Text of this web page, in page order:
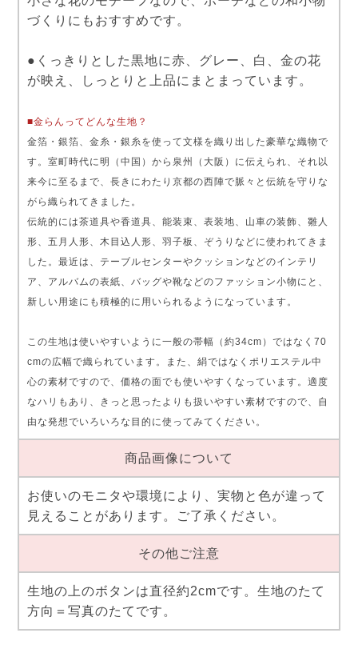
づくりにもおすすめです。
●くっきりとした黒地に赤、グレー、白、金の花
が映え、しっとりと上品にまとまっています。
■金らんってどんな生地？
金箔・銀箔、金糸・銀糸を使って文様を織り出した豪華な織物で
す。室町時代に明（中国）から泉州（大阪）に伝えられ、それ以
来今に至るまで、長きにわたり京都の西陣で脈々と伝統を守りな
がら織られてきました。
伝統的には茶道具や香道具、能装束、表装地、山車の装飾、雛人
形、五月人形、木目込人形、羽子板、ぞうりなどに使われてきま
した。最近は、テーブルセンターやクッションなどのインテリ
ア、アルバムの表紙、バッグや靴などのファッション小物にと、
新しい用途にも積極的に用いられるようになっています。
この生地は使いやすいように一般の帯幅（約34cm）ではなく70
cmの広幅で織られています。また、絹ではなくポリエステル中
心の素材ですので、価格の面でも使いやすくなっています。適度
なハリもあり、きっと思ったよりも扱いやすい素材ですので、自
由な発想でいろいろな目的に使ってみてください。
商品画像について
お使いのモニタや環境により、実物と色が違って
見えることがあります。ご了承ください。
その他ご注意
生地の上のボタンは直径約2cmです。生地のたて
方向＝写真のたてです。